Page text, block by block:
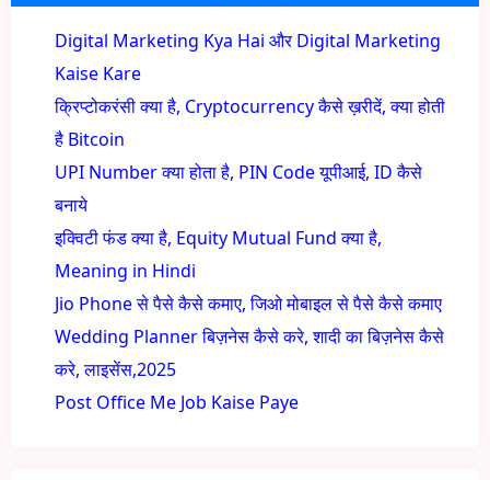
Digital Marketing Kya Hai और Digital Marketing
Kaise Kare
क्रिप्टोकरंसी क्या है, Cryptocurrency कैसे ख़रीदें, क्या होती
है Bitcoin
UPI Number क्या होता है, PIN Code यूपीआई, ID कैसे
बनाये
इक्विटी फंड क्या है, Equity Mutual Fund क्या है,
Meaning in Hindi
Jio Phone से पैसे कैसे कमाए, जिओ मोबाइल से पैसे कैसे कमाए
Wedding Planner बिज़नेस कैसे करे, शादी का बिज़नेस कैसे
करे, लाइसेंस,2025
Post Office Me Job Kaise Paye